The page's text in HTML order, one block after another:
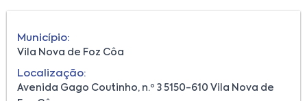
Município:
Vila Nova de Foz Côa
Localização:
Avenida Gago Coutinho, n.º 3 5150-610 Vila Nova de